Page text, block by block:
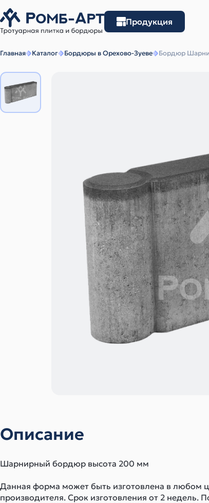
Продукция
Главная Каталог Бордюры в Орехово-Зуеве Бордюр
Описание
Шарнирный бордюр высота 200 мм
Данная форма может быть изготовлена в любом
производителя. Срок изготовления от 2 недель.